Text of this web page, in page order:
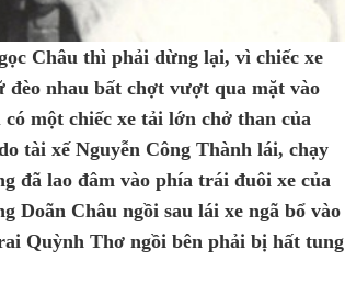
Châu thì phải dừng lại, vì chiếc xe
nhau bất chợt vượt qua mặt vào
một chiếc xe tải lớn chở than của
tài xế Nguyễn Công Thành lái, chạy
đã lao đâm vào phía trái đuôi xe của
Doãn Châu ngồi sau lái xe ngã bổ vào
Quỳnh Thơ ngồi bên phải bị hất tung